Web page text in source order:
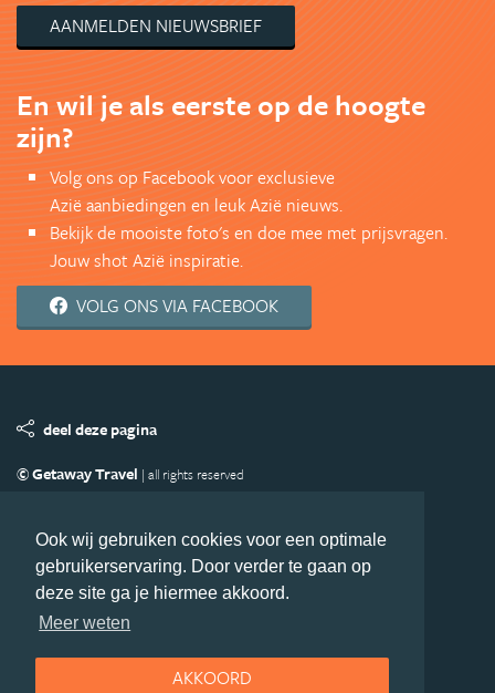
Ook wij gebruiken cookies voor een optimale
gebruikerservaring. Door verder te gaan op
deze site ga je hiermee akkoord.
Meer weten
AKKOORD
AANMELDEN NIEUWSBRIEF
En wil je als eerste op de hoogte
zijn?
Volg ons op Facebook voor exclusieve
Azië aanbiedingen en leuk Azië nieuws.
Bekijk de mooiste foto's en doe mee met prijsvragen.
Jouw shot Azië inspiratie.
VOLG ONS VIA FACEBOOK
deel deze pagina
© Getaway Travel | all rights reserved
Copyright
Privacy statement Disclaimer
Cookies
Volg Azie.nl
Nieuwsbrief
Facebook